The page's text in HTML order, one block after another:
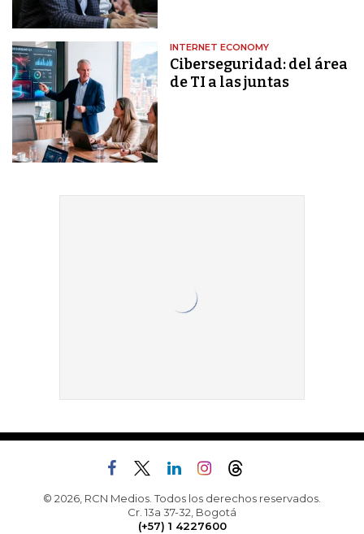
INTERNET ECONOMY
Ciberseguridad: del área
de TI a las juntas
© 2026, RCN Medios. Todos los derechos reservados.
Cr. 13a 37-32, Bogotá
(+57) 1 4227600